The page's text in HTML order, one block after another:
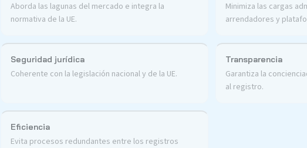
Aborda las lagunas del mercado e integra la
normativa de la UE.
Minimiza las cargas
arrendadores y
Seguridad jurídica
Coherente con la legislación nacional y de la UE.
Transparencia
Garantiza la
al registro.
Eficiencia
Evita procesos redundantes entre los registros